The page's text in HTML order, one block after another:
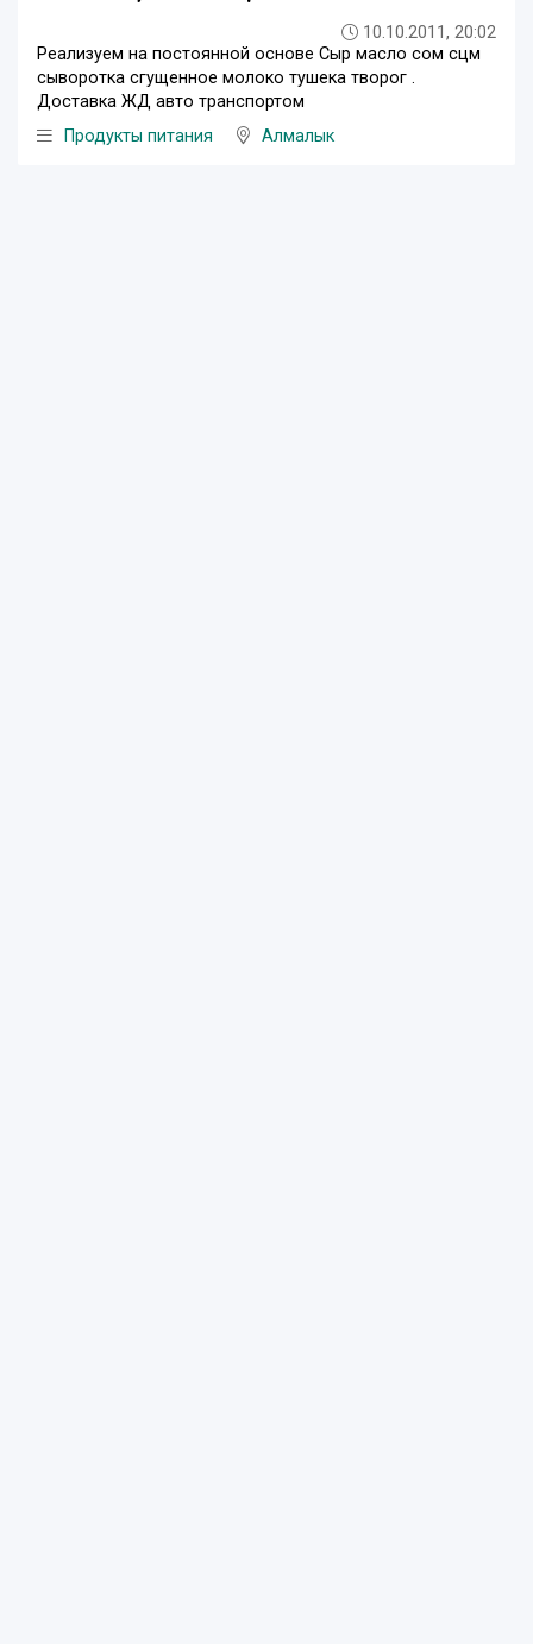
10.10.2011, 20:02
Реализуем на постоянной основе Сыр масло сом сцм
сыворотка сгущенное молоко тушека творог .
Доставка ЖД авто транспортом
Продукты питания
Алмалык